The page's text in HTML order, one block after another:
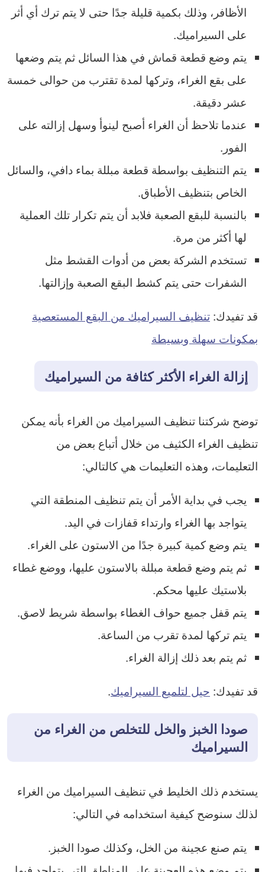
الأظافر، وذلك بكمية قليلة جدًا حتى لا يتم ترك أي أثر
على السيراميك.
يتم وضع قطعة قماش في هذا السائل ثم يتم وضعها
على بقع الغراء، وتركها لمدة تقترب من حوالى خمسة
عشر دقيقة.
عندما تلاحظ أن الغراء أصبح لينوأ وسهل إزالته على
الفور.
يتم التنظيف بواسطة قطعة مبللة بماء دافي، والسائل
الخاص بتنظيف الأطباق.
بالنسبة للبقع الصعبة فلابد أن يتم تكرار تلك العملية
لها أكثر من مرة.
تستخدم الشركة بعض من أدوات القشط مثل
الشفرات حتى يتم كشط البقع الصعبة وإزالتها.
قد تفيدك: تنظيف السيراميك من البقع المستعصية
بمكونات سهلة وبسيطة
إزالة الغراء الأكثر كثافة من السيراميك
توضح شركتنا تنظيف السيراميك من الغراء بأنه يمكن
تنظيف الغراء الكثيف من خلال أتباع بعض من
التعليمات، وهذه التعليمات هي كالتالي:
يجب في بداية الأمر أن يتم تنظيف المنطقة التي
يتواجد بها الغراء وارتداء قفازات في اليد.
يتم وضع كمية كبيرة جدًا من الاستون على الغراء.
ثم يتم وضع قطعة مبللة بالاستون عليها، ووضع غطاء
بلاستيك عليها محكم.
يتم قفل جميع حواف الغطاء بواسطة شريط لاصق.
يتم تركها لمدة تقرب من الساعة.
ثم يتم بعد ذلك إزالة الغراء.
قد تفيدك: حيل لتلميع السيراميك.
صودا الخبز والخل للتخلص من الغراء من
السيراميك
يستخدم ذلك الخليط في تنظيف السيراميك من الغراء
لذلك سنوضح كيفية استخدامه في التالي:
يتم صنع عجينة من الخل، وكذلك صودا الخبز.